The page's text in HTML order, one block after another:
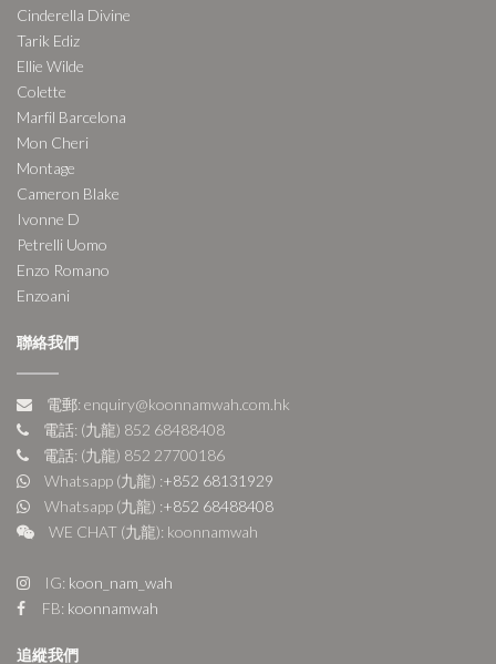
Cinderella Divine
Tarik Ediz
Ellie Wilde
Colette
Marfil Barcelona
Mon Cheri
Montage
Cameron Blake
Ivonne D
Petrelli Uomo
Enzo Romano
Enzoani
聯絡我們
電郵: enquiry@koonnamwah.com.hk
電話: (九龍) 852 68488408
電話: (九龍) 852 27700186
Whatsapp (九龍) :+852 68131929
Whatsapp (九龍) :+852 68488408
WE CHAT (九龍): koonnamwah
IG: koon_nam_wah
FB: koonnamwah
追縱我們